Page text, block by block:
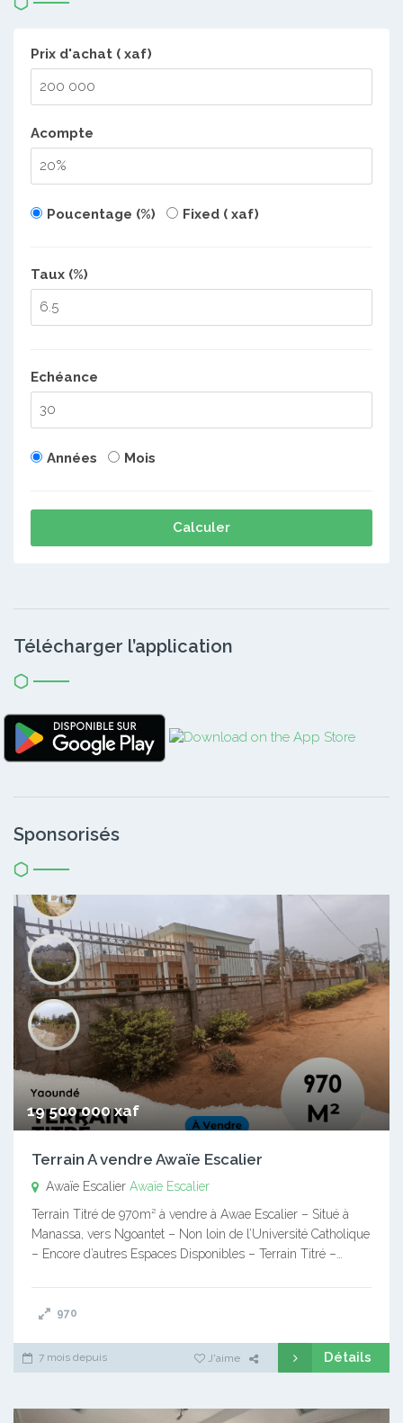
Prix d'achat ( xaf)
Acompte
Poucentage (%) Fixed ( xaf)
Taux (%)
Echéance
Années Mois
Calculer
Télécharger l’application
Sponsorisés
19 500 000 xaf
Terrain A vendre Awaïe Escalier
Awaïe Escalier Awaïe Escalier
Terrain Titré de 970m² à vendre à Awae Escalier – Situé à
Manassa, vers Ngoantet – Non loin de l’Université Catholique
– Encore d’autres Espaces Disponibles – Terrain Titré –…
970
7 mois depuis J'aime Détails